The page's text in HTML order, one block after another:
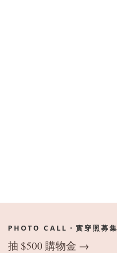
PHOTO CALL・實穿照募集
抽 $500 購物金 →